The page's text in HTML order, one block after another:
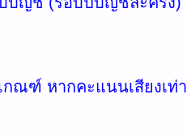
หากคะแนนเสียงเท่า